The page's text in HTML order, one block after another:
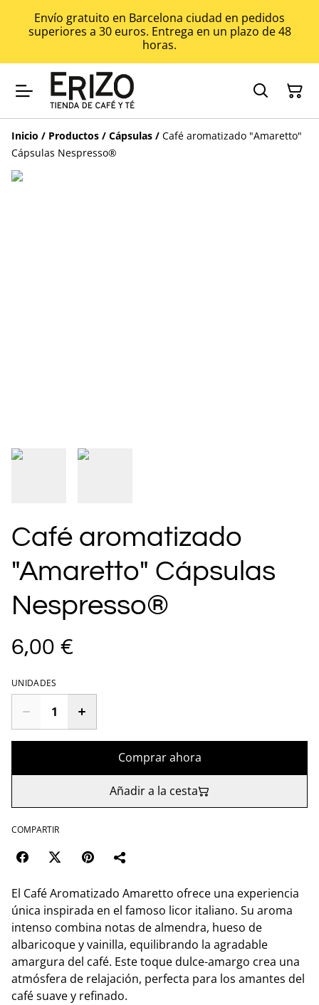
Envío gratuito en Barcelona ciudad en pedidos
superiores a 30 euros. Entrega en un plazo de 48
horas.
Inicio / Productos / Cápsulas / Café aromatizado "Amaretto"
Cápsulas Nespresso®
Café aromatizado
"Amaretto" Cápsulas
Nespresso®
6,00 €
UNIDADES
Comprar ahora
Añadir a la cesta
COMPARTIR
El Café Aromatizado Amaretto ofrece una experiencia
única inspirada en el famoso licor italiano. Su aroma
intenso combina notas de almendra, hueso de
albaricoque y vainilla, equilibrando la agradable
amargura del café. Este toque dulce-amargo crea una
atmósfera de relajación, perfecta para los amantes del
café suave y refinado.